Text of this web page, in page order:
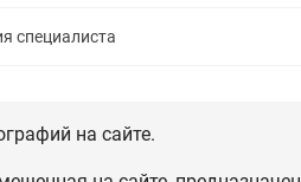
специалиста
на сайте.